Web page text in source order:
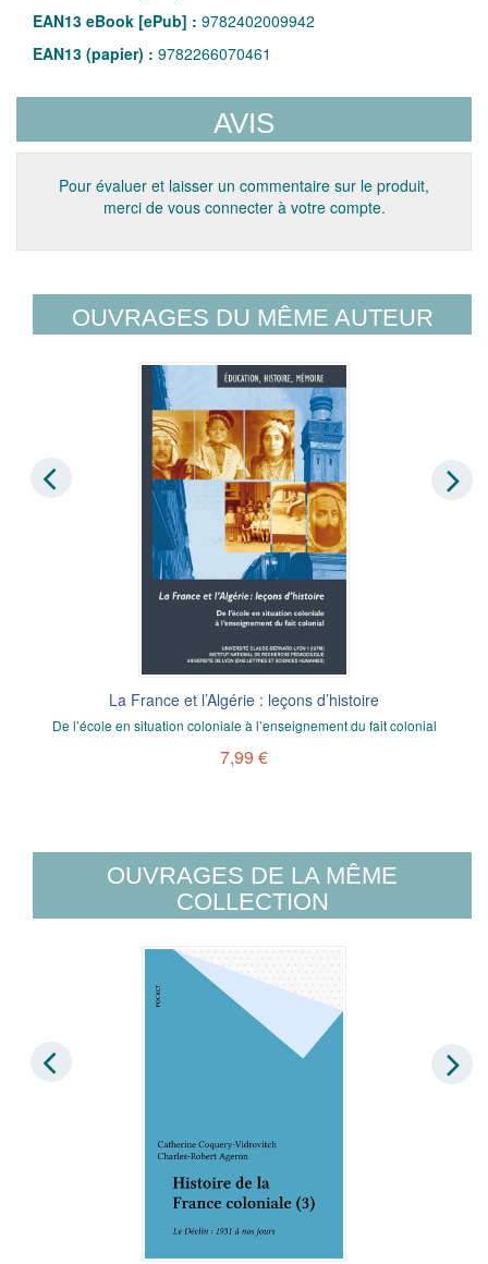
EAN13 eBook [ePub] : 9782402009942
EAN13 (papier) : 9782266070461
AVIS
Pour évaluer et laisser un commentaire sur le produit,
merci de vous connecter à votre compte.
OUVRAGES DU MÊME AUTEUR
La France et l’Algérie : leçons d’histoire
De l’école en situation coloniale à l’enseignement du fait colonial
7,99 €
OUVRAGES DE LA MÊME
COLLECTION